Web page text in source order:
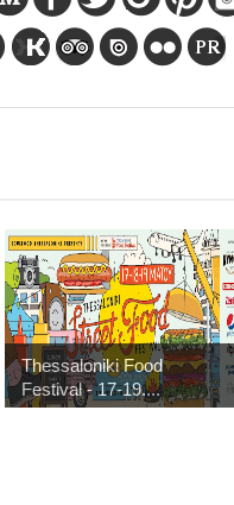
Thessaloniki Food
Festival - 17-19....